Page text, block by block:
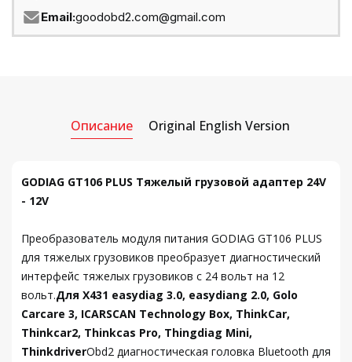
Email:goodobd2.com@gmail.com
Описание Original English Version
GODIAG GT106 PLUS Тяжелый грузовой адаптер 24V
- 12V
Преобразователь модуля питания GODIAG GT106 PLUS
для тяжелых грузовиков преобразует диагностический
интерфейс тяжелых грузовиков с 24 вольт на 12
вольт.Для X431 easydiag 3.0, easydiang 2.0, Golo
Carcare 3, ICARSCAN Technology Box, ThinkCar,
Thinkcar2, Thinkcas Pro, Thingdiag Mini,
ThinkdriverObd2 диагностическая головка Bluetooth для